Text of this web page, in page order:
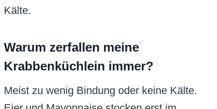
Kälte.
Warum zerfallen meine
Krabbenküchlein immer?
Meist zu wenig Bindung oder keine Kälte.